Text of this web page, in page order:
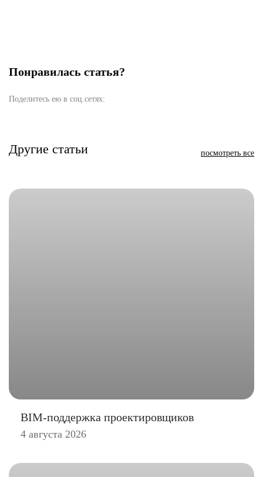
Понравилась статья?
Поделитесь ею в соц.сетях:
Другие статьи посмотреть все
BIM-поддержка проектировщиков
4 августа 2026